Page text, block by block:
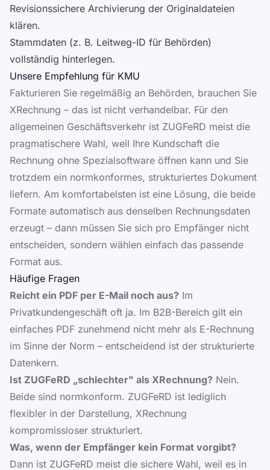
Revisionssichere Archivierung der Originaldateien
klären.
Stammdaten (z. B. Leitweg-ID für Behörden)
vollständig hinterlegen.
Unsere Empfehlung für KMU
Fakturieren Sie regelmäßig an Behörden, brauchen Sie
XRechnung – das ist nicht verhandelbar. Für den
allgemeinen Geschäftsverkehr ist ZUGFeRD meist die
pragmatischere Wahl, weil Ihre Kundschaft die
Rechnung ohne Spezialsoftware öffnen kann und Sie
trotzdem ein normkonformes, strukturiertes Dokument
liefern. Am komfortabelsten ist eine Lösung, die beide
Formate automatisch aus denselben Rechnungsdaten
erzeugt – dann müssen Sie sich pro Empfänger nicht
entscheiden, sondern wählen einfach das passende
Format aus.
Häufige Fragen
Reicht ein PDF per E-Mail noch aus? Im
Privatkundengeschäft oft ja. Im B2B-Bereich gilt ein
einfaches PDF zunehmend nicht mehr als E-Rechnung
im Sinne der Norm – entscheidend ist der strukturierte
Datenkern.
Ist ZUGFeRD „schlechter" als XRechnung? Nein.
Beide sind normkonform. ZUGFeRD ist lediglich
flexibler in der Darstellung, XRechnung
kompromissloser strukturiert.
Was, wenn der Empfänger kein Format vorgibt?
Dann ist ZUGFeRD meist die sichere Wahl, weil es in